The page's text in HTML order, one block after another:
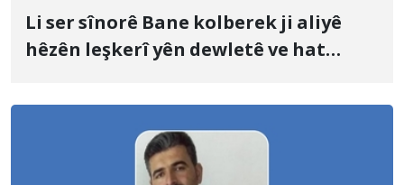
Li ser sînorê Bane kolberek ji aliyê
hêzên leşkerî yên dewletê ve hat